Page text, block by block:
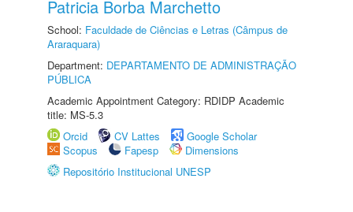
Patricia Borba Marchetto
School: Faculdade de Ciências e Letras (Câmpus de
Araraquara)
Department: DEPARTAMENTO DE ADMINISTRAÇÃO
PÚBLICA
Academic Appointment Category: RDIDP Academic
title: MS-5.3
Orcid
CV Lattes
Google Scholar
Scopus
Fapesp
Dimensions
Repositório Institucional UNESP